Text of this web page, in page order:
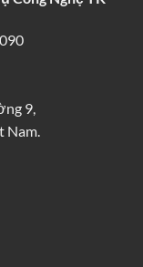
9,
Nam.